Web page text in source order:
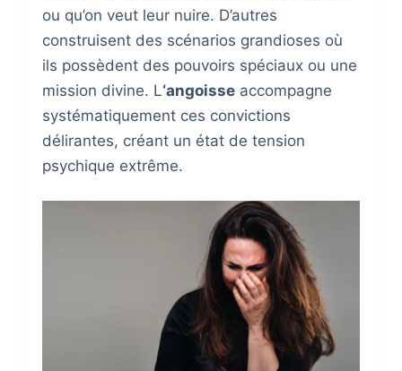
ou qu’on veut leur nuire. D’autres
construisent des scénarios grandioses où
ils possèdent des pouvoirs spéciaux ou une
mission divine. L‘angoisseaccompagne
systématiquement ces convictions
délirantes, créant un état de tension
psychique extrême.